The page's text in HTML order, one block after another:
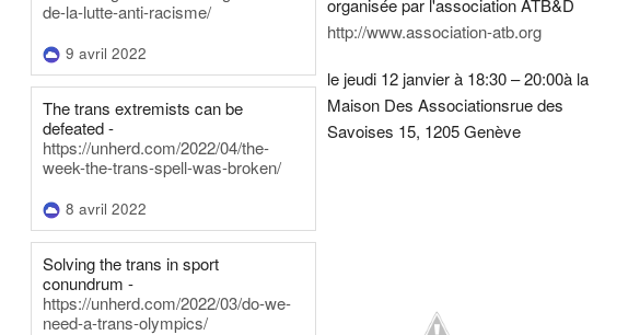
de-la-lutte-anti-racisme/
9 avril 2022
The trans extremists can be
defeated -
https://unherd.com/2022/04/the-
week-the-trans-spell-was-broken/
8 avril 2022
Solving the trans in sport
conundrum -
https://unherd.com/2022/03/do-we-
need-a-trans-olympics/
organisée par l'association ATB&D
http://www.association-atb.org
le jeudi 12 janvier à 18:30 – 20:00à la
Maison Des Associationsrue des
Savoises 15, 1205 Genève